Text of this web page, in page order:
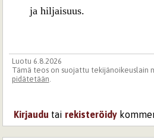
ja hiljaisuus.
Luotu 6.8.2026
Tämä teos on suojattu tekijänoikeuslain
pidätetään.
Kirjaudu tai rekisteröidy